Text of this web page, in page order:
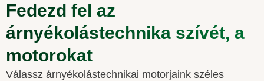
Fedezd fel az
árnyékolástechnika szívét, a
motorokat
Válassz árnyékolástechnikai motorjaink széles